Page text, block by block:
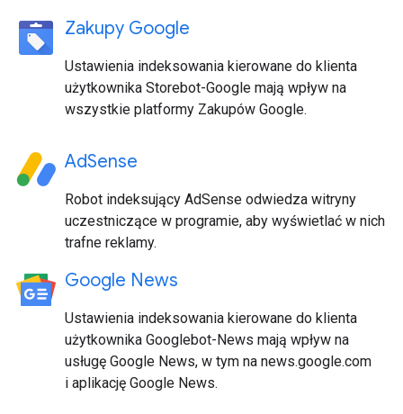
Zakupy Google
Ustawienia indeksowania kierowane do klienta
użytkownika Storebot-Google mają wpływ na
wszystkie platformy Zakupów Google.
AdSense
Robot indeksujący AdSense odwiedza witryny
uczestniczące w programie, aby wyświetlać w nich
trafne reklamy.
Google News
Ustawienia indeksowania kierowane do klienta
użytkownika Googlebot-News mają wpływ na
usługę Google News, w tym na news.google.com
i aplikację Google News.